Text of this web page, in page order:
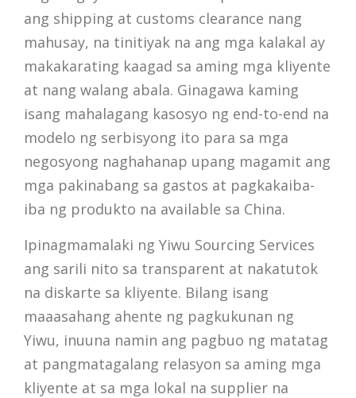
ang shipping at customs clearance nang
mahusay, na tinitiyak na ang mga kalakal ay
makakarating kaagad sa aming mga kliyente
at nang walang abala. Ginagawa kaming
isang mahalagang kasosyo ng end-to-end na
modelo ng serbisyong ito para sa mga
negosyong naghahanap upang magamit ang
mga pakinabang sa gastos at pagkakaiba-
iba ng produkto na available sa China.
Ipinagmamalaki ng Yiwu Sourcing Services
ang sarili nito sa transparent at nakatutok
na diskarte sa kliyente. Bilang isang
maaasahang ahente ng pagkukunan ng
Yiwu, inuuna namin ang pagbuo ng matatag
at pangmatagalang relasyon sa aming mga
kliyente at sa mga lokal na supplier na